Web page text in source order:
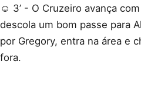
☺ 3’ - O Cruzeiro avança
descola um bom passe para
por Gregory, entra na área e
fora.